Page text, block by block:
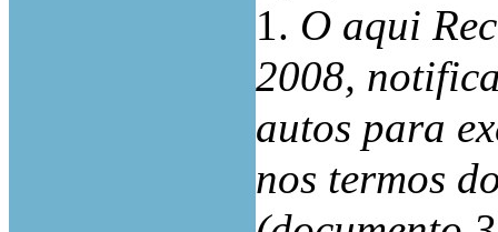
1. O aqui
2008,
autos para
nos termos